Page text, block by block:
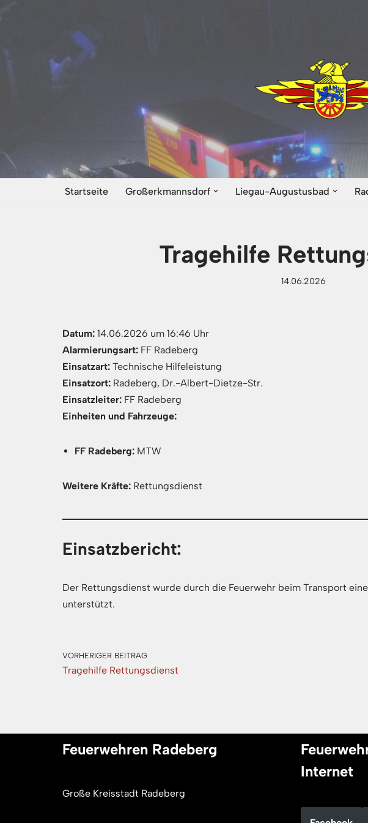
Startseite Großerkmannsdorf Liegau-Augustusbad
Tragehilfe
14.06.2026
Datum: 14.06.2026 um 16:46 Uhr
Alarmierungsart: FF Radeberg
Einsatzart: Technische Hilfeleistung
Einsatzort: Radeberg, Dr.-Albert-Dietze-Str.
Einsatzleiter: FF Radeberg
Einheiten und Fahrzeuge:
FF Radeberg: MTW
Weitere Kräfte: Rettungsdienst
Einsatzbericht:
Der Rettungsdienst wurde durch die Feuerwehr beim Transport
unterstützt.
VORHERIGER BEITRAG
Tragehilfe Rettungsdienst
Feuerwehren Radeberg
Große Kreisstadt Radeberg
Internet